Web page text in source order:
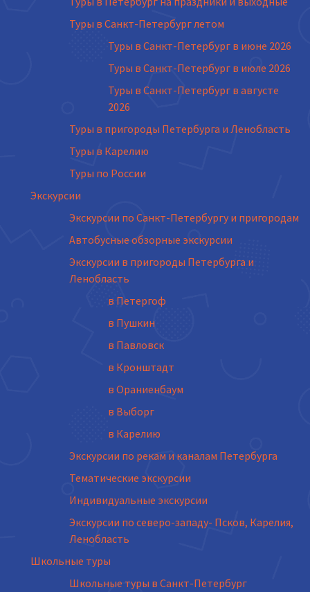
Туры в Санкт-Петербург летом
Туры в Санкт-Петербург в июне 2026
Туры в Санкт-Петербург в июле 2026
Туры в Санкт-Петербург в августе
2026
Туры в пригороды Петербурга и Ленобласть
Туры в Карелию
Туры по России
Экскурсии
Экскурсии по Санкт-Петербургу и пригородам
Автобусные обзорные экскурсии
Экскурсии в пригороды Петербурга и
Ленобласть
в Петергоф
в Пушкин
в Павловск
в Кронштадт
в Ораниенбаум
в Выборг
в Карелию
Экскурсии по рекам и каналам Петербурга
Тематические экскурсии
Индивидуальные экскурсии
Экскурсии по северо-западу- Псков, Карелия,
Ленобласть
Школьные туры
Школьные туры в Санкт-Петербург